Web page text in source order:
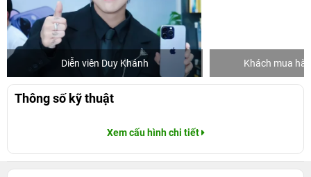
Diễn viên Duy Khánh Khách mua
Thông số kỹ thuật
Xem cấu hình chi tiết